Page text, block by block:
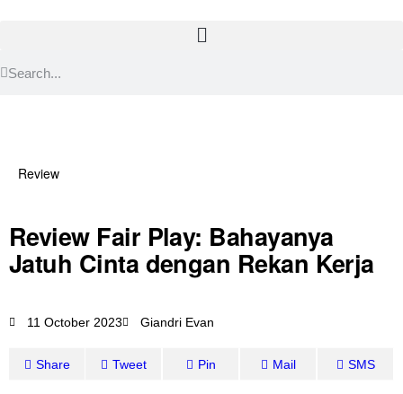
Review
Review Fair Play: Bahayanya
Jatuh Cinta dengan Rekan Kerja
11 October 2023 Giandri Evan
Share Tweet Pin Mail SMS